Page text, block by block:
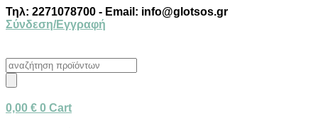
Μετάβαση
στο
Τηλ: 2271078700 - Email: info@glotsos.gr
Σύνδεση/Εγγραφή
Products
search
0,00 € 0 Cart